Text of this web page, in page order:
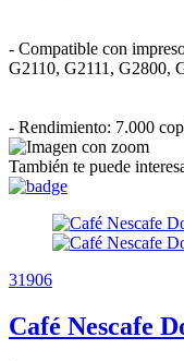
- Compatible con
G2110, G2111, G2800,
- Rendimiento: 7.000
También te puede
31906
Café Nescafe